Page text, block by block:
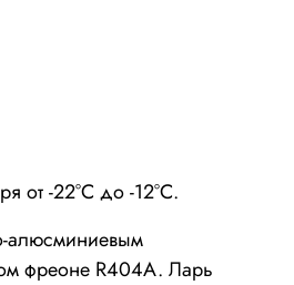
от -22°С до -12°С.
алюсминиевым
фреоне R404A. Ларь